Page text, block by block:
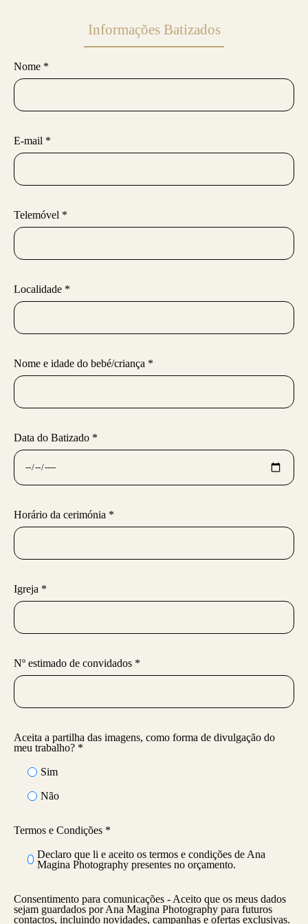
Informações Batizados
Nome *
E-mail *
Telemóvel *
Localidade *
Nome e idade do bebé/criança *
Data do Batizado *
Horário da cerimónia *
Igreja *
Nº estimado de convidados *
Aceita a partilha das imagens, como forma de divulgação do
meu trabalho? *
Sim
Não
Termos e Condições *
Declaro que li e aceito os termos e condições de Ana
Magina Photography presentes no orçamento.
Consentimento para comunicações - Aceito que os meus dados
sejam guardados por Ana Magina Photography para futuros
contactos, incluindo novidades, campanhas e ofertas exclusivas.